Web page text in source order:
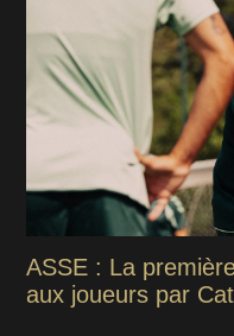
ASSE : La
aux joueurs par